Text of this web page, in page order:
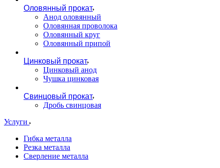
Оловянный прокат
Анод оловянный
Оловянная проволока
Оловянный круг
Оловянный припой
Цинковый прокат
Цинковый анод
Чушка цинковая
Свинцовый прокат
Дробь свинцовая
Услуги
Гибка металла
Резка металла
Сверление металла